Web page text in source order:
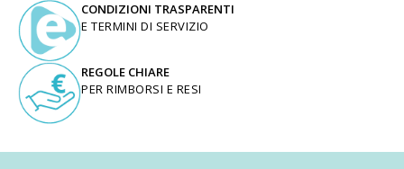
CONDIZIONI TRASPARENTI
E TERMINI DI SERVIZIO
REGOLE CHIARE
PER RIMBORSI E RESI